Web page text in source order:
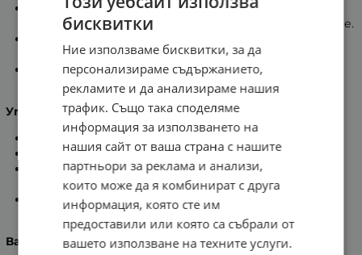
Без захар е и може да се отдадете на
удоволствието, толкова често, колкото желаете.
дискомфорт и вагиналната сухота.
Създава върховно удоволствие и за двамата
партньори.
Употреба:
Отворете капачката и стиснете леко.
Нанесете гела, по местата, където пожелаете.
Добавете още, в случай на необходимост от по-
голямо количество.
Може да се нанася и върху вече поставен
презерватив.
Важно!
бисквитки
Ние използваме бисквитки, за да
персонализираме съдържанието,
рекламите и да анализираме нашия
трафик. Също така споделяме
информация за използването на
нашия сайт от ваша страна с нашите
партньори за реклама и анализи,
които може да я комбинират с друга
информация, която сте им
предоставили или която са събрали от
вашето използване на техните услуги.